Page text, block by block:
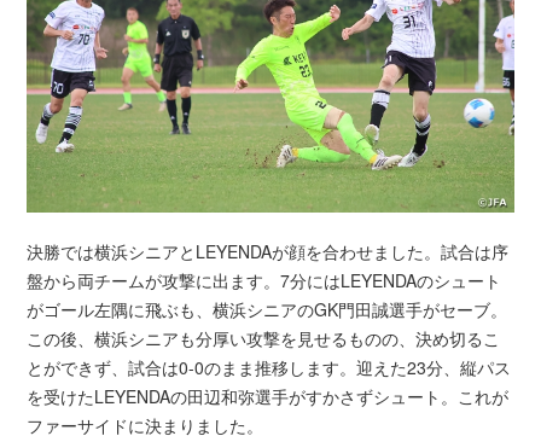
決勝では横浜シニアとLEYENDAが顔を合わせました。試合は序
盤から両チームが攻撃に出ます。7分にはLEYENDAのシュート
がゴール左隅に飛ぶも、横浜シニアのGK門田誠選手がセーブ。
この後、横浜シニアも分厚い攻撃を見せるものの、決め切るこ
とができず、試合は0-0のまま推移します。迎えた23分、縦パス
を受けたLEYENDAの田辺和弥選手がすかさずシュート。これが
ファーサイドに決まりました。